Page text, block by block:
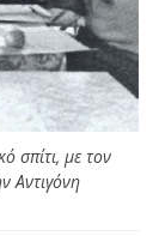
σπίτι, με τον
Αντιγόνη